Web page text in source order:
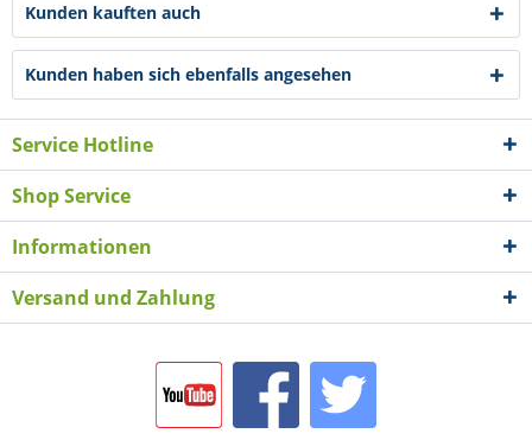
Kunden kauften auch
Kunden haben sich ebenfalls angesehen
Service Hotline
Shop Service
Informationen
Versand und Zahlung